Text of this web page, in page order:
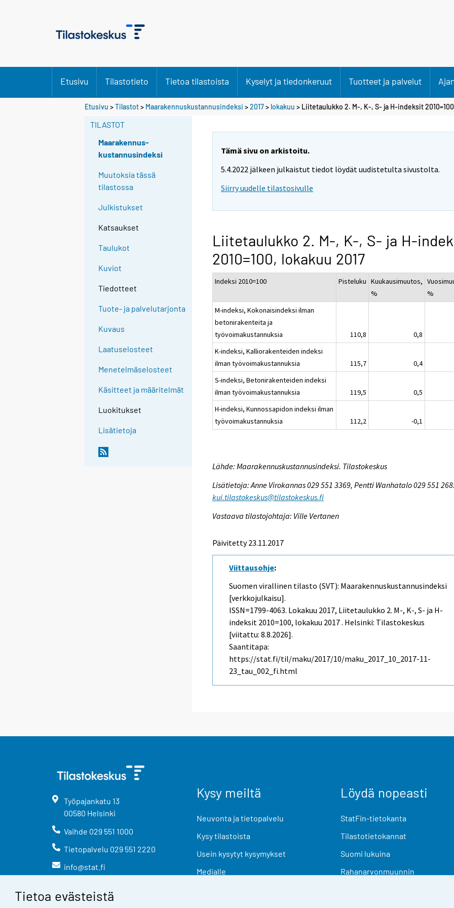
Tietoa evästeistä
Etusivu Tilastotieto Tietoa tilastoista Kyselyt ja tiedonkeruut Tuotteet ja palvelut
Etusivu >Tilastot> Maarakennuskustannusindeksi >2017> lokakuu > Liitetaulukko 2. M-, K-, S- ja H-indeksit
TILASTOT
Maarakennus-
kustannusindeksi
Muutoksia tässä
tilastossa
Julkistukset
Katsaukset
Taulukot
Kuviot
Tiedotteet
Tuote- ja palvelutarjonta
Kuvaus
Laatuselosteet
Menetelmäselosteet
Käsitteet ja määritelmät
Luokitukset
Lisätietoja
Tämä sivu on arkistoitu.
5.4.2022 jälkeen julkaistut tiedot löydät uudistetulta sivustolta.
Siirry uudelle tilastosivulle
Liitetaulukko 2. M-, K-, S- ja H-
2010=100, lokakuu 2017
Indeksi 2010=100 Pisteluku Kuukausimuutos,
%
%
M-indeksi, Kokonaisindeksi ilman
betonirakenteita ja
työvoimakustannuksia
110,8
0,8
K-indeksi, Kalliorakenteiden indeksi
ilman työvoimakustannuksia
115,7
0,4
S-indeksi, Betonirakenteiden indeksi
ilman työvoimakustannuksia
119,5
0,5
H-indeksi, Kunnossapidon indeksi ilman
työvoimakustannuksia
112,2 -0,1
Lähde: Maarakennuskustannusindeksi. Tilastokeskus
Lisätietoja: Anne Virokannas 029 551 3369, Pentti Wanhatalo 029 551
kui.tilastokeskus@tilastokeskus.fi
Vastaava tilastojohtaja: Ville Vertanen
Päivitetty 23.11.2017
Viittausohje:
Suomen virallinen tilasto (SVT): Maarakennuskustannusindeksi
[verkkojulkaisu].
ISSN=1799-4063. Lokakuu 2017, Liitetaulukko 2. M-, K-, S- ja H-
indeksit 2010=100, lokakuu 2017 . Helsinki: Tilastokeskus
[viitattu: 8.8.2026].
Saantitapa:
https://stat.fi/til/maku/2017/10/maku_2017_10_2017-11-
23_tau_002_fi.html
Työpajankatu 13
00580 Helsinki
Vaihde 029 551 1000
Tietopalvelu 029 551 2220
info@stat.fi
Kysy meiltä
Neuvonta ja tietopalvelu
Kysy tilastoista
Usein kysytyt kysymykset
Medialle
Löydä nopeasti
StatFin-tietokanta
Tilastotietokannat
Suomi lukuina
Rahanarvonmuunnin